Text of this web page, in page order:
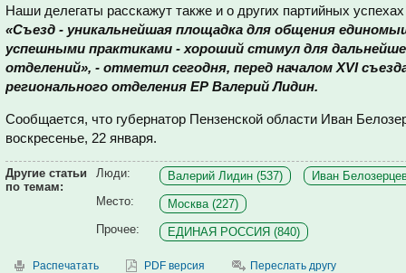
Наши делегаты расскажут также и о других партийных
«Съезд - уникальнейшая площадка для общения
успешными практиками - хороший стимул для
отделений», - отметил сегодня, перед началом XVI
регионального отделения ЕР Валерий Лидин.
Сообщается, что губернатор Пензенской области Иван
воскресенье, 22 января.
Другие статьи
по темам:
Люди: Валерий Лидин (537)
Иван
Место:
Москва (227)
Прочее:
ЕДИНАЯ РОССИЯ (840)
Распечатать PDF версия Переслать другу